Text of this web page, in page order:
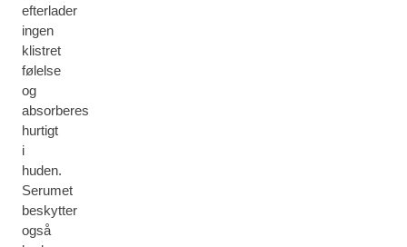
efterlader
ingen
klistret
følelse
og
absorberes
hurtigt
i
huden.
Serumet
beskytter
også